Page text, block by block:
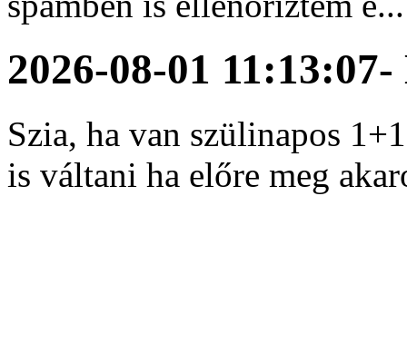
2026-08-01 11:13:07-
Szia, ha van szülinapos
is váltani ha előre meg